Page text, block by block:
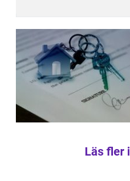
Läs fler